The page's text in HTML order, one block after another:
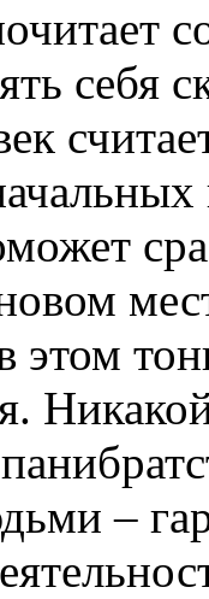
себя
этом
–